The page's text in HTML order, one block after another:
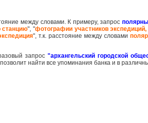
между словами. К примеру, запрос
станцию", "фотографии участников
", т.к. расстояние между словами
запрос"архангельский городской
позволит найти все упоминания банка и в